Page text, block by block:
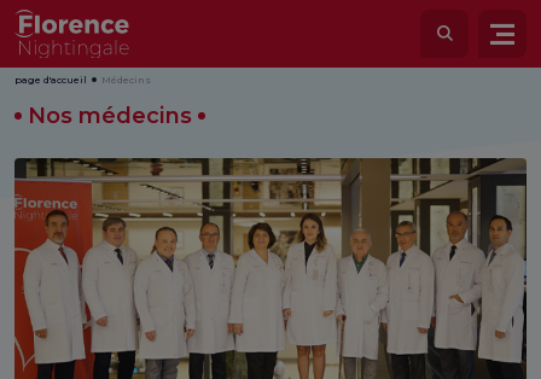
page d'accueil Médecins
Nos médecins